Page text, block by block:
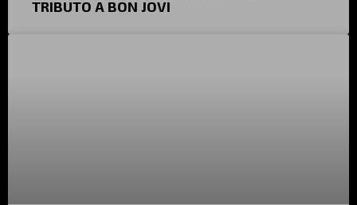
TRIBUTO A BON JOVI